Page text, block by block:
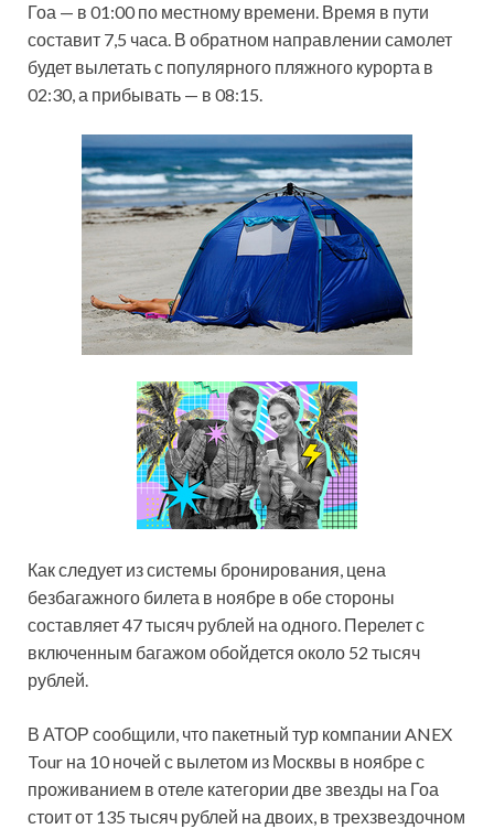
Гоа — в 01:00 по местному времени. Время в пути
составит 7,5 часа. В обратном направлении самолет
будет вылетать с популярного пляжного курорта в
02:30, а прибывать — в 08:15.
Как следует из системы бронирования, цена
безбагажного билета в ноябре в обе стороны
составляет 47 тысяч рублей на одного. Перелет с
включенным багажом обойдется около 52 тысяч
рублей.
В АТОР сообщили, что пакетный тур компании ANEX
Tour на 10 ночей с вылетом из Москвы в ноябре с
проживанием в отеле категории две звезды на Гоа
стоит от 135 тысяч рублей на двоих, в трехзвездочном